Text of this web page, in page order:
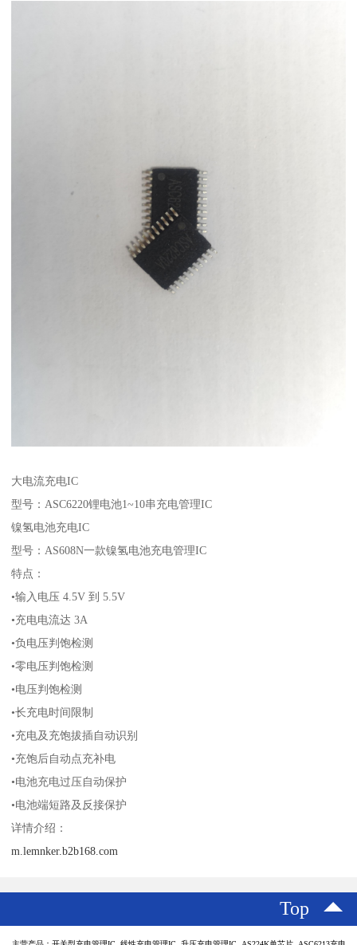
大电流充电IC
型号：ASC6220锂电池1~10串充电管理IC
镍氢电池充电IC
型号：AS608N一款镍氢电池充电管理IC
特点：
•输入电压 4.5V 到 5.5V
•充电电流达 3A
•负电压判饱检测
•零电压判饱检测
•电压判饱检测
•长充电时间限制
•充电及充饱拔插自动识别
•充饱后自动点充补电
•电池充电过压自动保护
•电池端短路及反接保护
详情介绍：
m.lemnker.b2b168.com
Top